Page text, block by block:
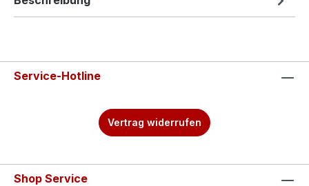
Service-Hotline
Vertrag widerrufen
Shop Service